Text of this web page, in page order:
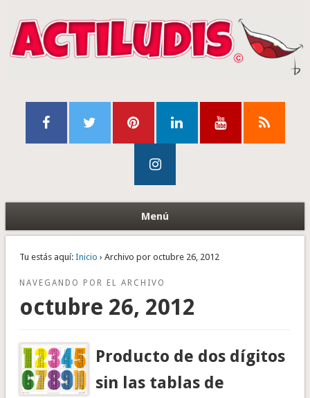
Menú
Tu estás aquí: Inicio › Archivo por octubre 26, 2012
NAVEGANDO POR EL ARCHIVO
octubre 26, 2012
Producto de dos dígitos
sin las tablas de